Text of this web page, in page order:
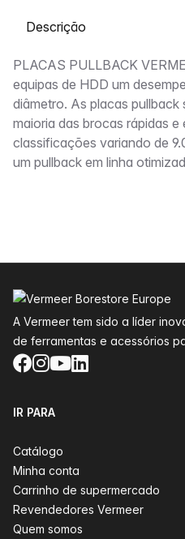
Selecione uma guia
Descrição
PLACAS PULLBACK
equipas de HDD um
diâmetro. As placas
maioria das brocas rápidas
classificações variando de
um pullback em linha
A Vermeer tem sido a líder
de ferramentas e acessórios
Facebook
Instagram
YouTube
LinkedIn
IR PARA
Catálogo
Minha conta
Carrinho de supermercado
Revendedores Vermeer
Quem somos